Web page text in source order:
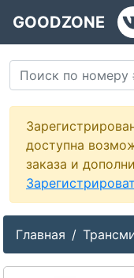
GOODZONE
доступна
заказа и
Главная